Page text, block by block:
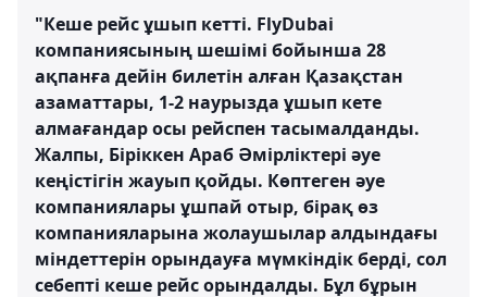
"Кеше рейс ұшып кетті. FlyDubai
компаниясының шешімі бойынша 28
ақпанға дейін билетін алған Қазақстан
азаматтары, 1-2 наурызда ұшып кете
алмағандар осы рейспен тасымалданды.
Жалпы, Біріккен Араб Әмірліктері әуе
кеңістігін жауып қойды. Көптеген әуе
компаниялары ұшпай отыр, бірақ өз
компанияларына жолаушылар алдындағы
міндеттерін орындауға мүмкіндік берді, сол
себепті кеше рейс орындалды. Бұл бұрын